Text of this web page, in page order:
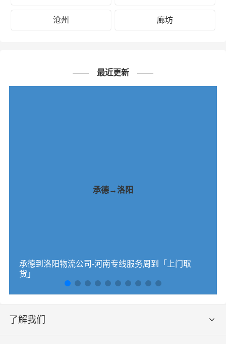
沧州 廊坊
最近更新
承德→洛阳
承德到洛阳物流公司-河南专线服务周到「上门取
货」
了解我们